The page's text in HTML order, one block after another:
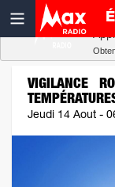
VIGILANCE
Jeudi 14 Aout -